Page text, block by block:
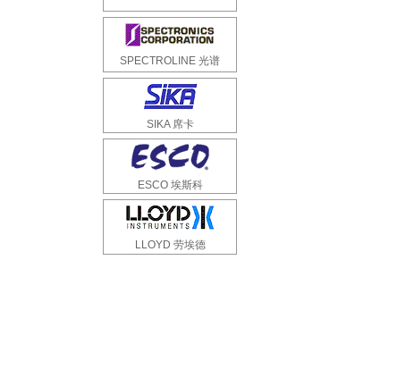
SPECTROLINE 光谱
SIKA 席卡
ESCO 埃斯科
LLOYD 劳埃德